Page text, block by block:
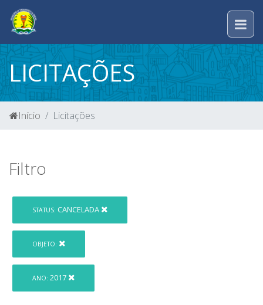
LICITAÇÕES
Início Licitações
Filtro
STATUS: CANCELADA
OBJETO:
ANO: 2017